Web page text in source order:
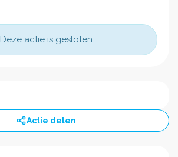
Deze actie is gesloten
Actie delen